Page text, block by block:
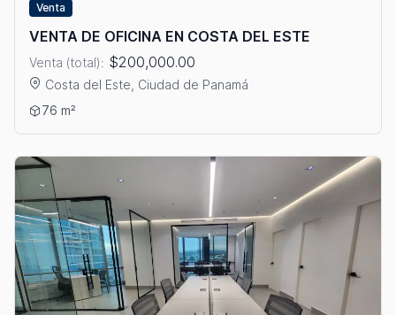
Venta
VENTA DE OFICINA EN COSTA DEL ESTE
Venta (total): $200,000.00
Costa del Este, Ciudad de Panamá
Ver detalles: VENTA DE OFICINA EN COSTA DEL ESTE
76 m²